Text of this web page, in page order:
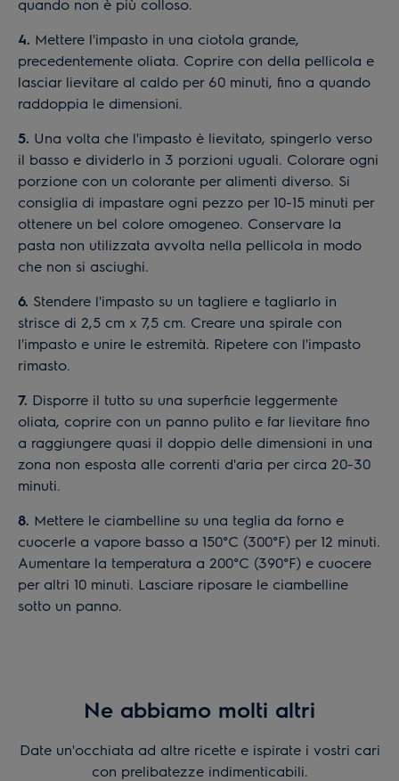
quando non è più colloso.
4. Mettere l'impasto in una ciotola grande,
precedentemente oliata. Coprire con della pellicola e
lasciar lievitare al caldo per 60 minuti, fino a quando
raddoppia le dimensioni.
5. Una volta che l'impasto è lievitato, spingerlo verso
il basso e dividerlo in 3 porzioni uguali. Colorare ogni
porzione con un colorante per alimenti diverso. Si
consiglia di impastare ogni pezzo per 10-15 minuti per
ottenere un bel colore omogeneo. Conservare la
pasta non utilizzata avvolta nella pellicola in modo
che non si asciughi.
6. Stendere l'impasto su un tagliere e tagliarlo in
strisce di 2,5 cm x 7,5 cm. Creare una spirale con
l'impasto e unire le estremità. Ripetere con l'impasto
rimasto.
7. Disporre il tutto su una superficie leggermente
oliata, coprire con un panno pulito e far lievitare fino
a raggiungere quasi il doppio delle dimensioni in una
zona non esposta alle correnti d'aria per circa 20-30
minuti.
8. Mettere le ciambelline su una teglia da forno e
cuocerle a vapore basso a 150°C (300°F) per 12 minuti.
Aumentare la temperatura a 200°C (390°F) e cuocere
per altri 10 minuti. Lasciare riposare le ciambelline
sotto un panno.
Ne abbiamo molti altri
Date un'occhiata ad altre ricette e ispirate i vostri cari
con prelibatezze indimenticabili.